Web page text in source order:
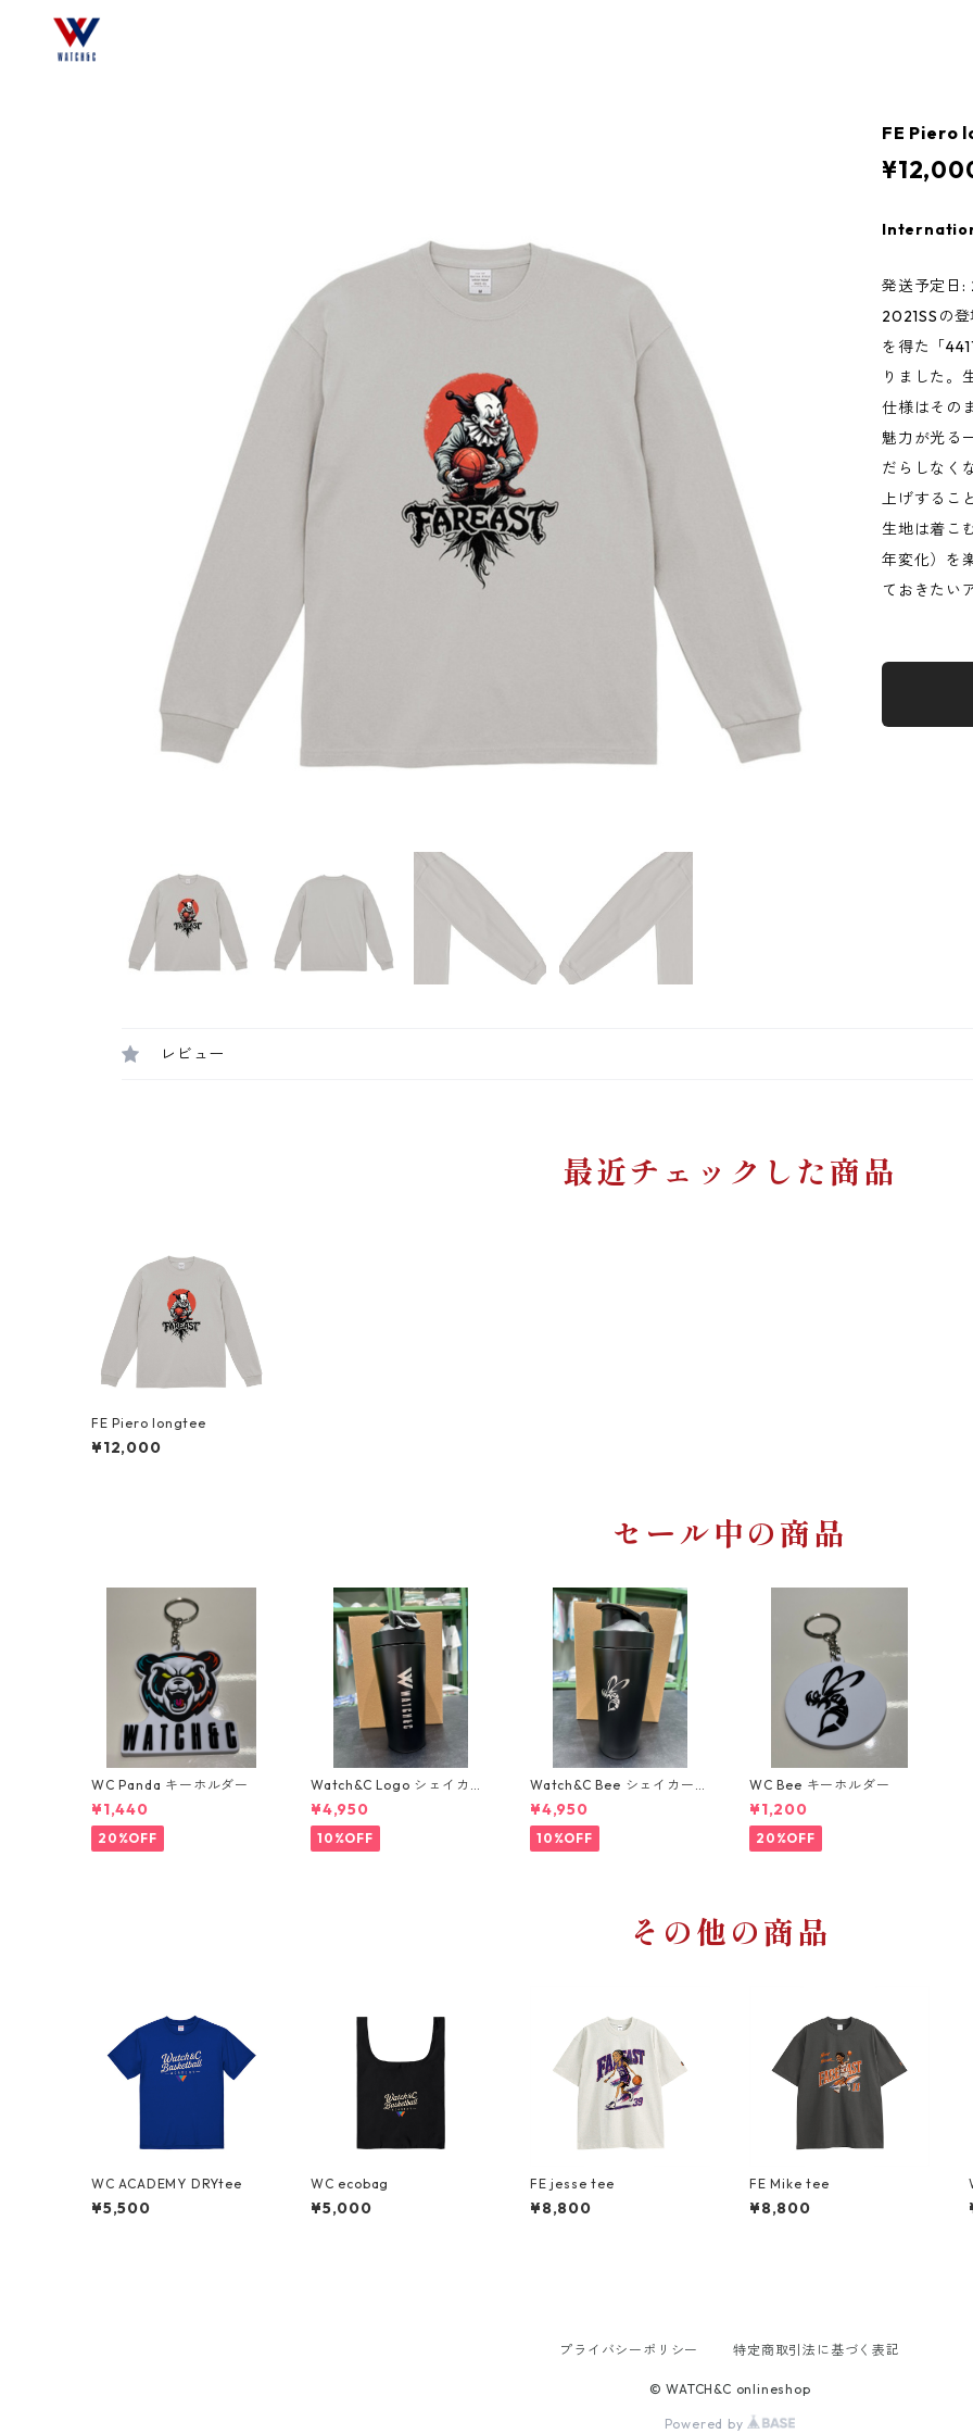
FE Piero
発送予定
2021SSの
を得た「
りました。
仕様はその
魅力が光る
だらしなく
上げするこ
生地は着こ
年変化）を
ておきたい
レビュー
最近チェックした商品
FE Piero longtee
¥12,000
セール中の商品
WC Panda キーホルダー
¥1,440
20%OFF
Watch&C Logo シェイカ
ー Web限定10個‼️
¥4,950
10%OFF
Watch&C Bee シェイカー
Web限定10点‼️
¥4,950
10%OFF
WC Bee キーホルダー
¥1,200
20%OFF
その他の商品
WC ACADEMY DRYtee
¥5,500
WC ecobag
¥5,000
FE jesse tee
¥8,800
FE Mike tee
¥8,800
プライバシーポリシー 特定商取引法に基づく表記
© WATCH&C onlineshop
Powered by